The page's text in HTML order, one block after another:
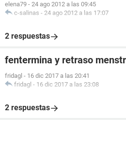
elena79 - 24 ago 2012 a las 09:45
c-salinas - 24 ago 2012 a las 17:07
2 respuestas
fentermina y retraso
fridagl - 16 dic 2017 a las 20:41
fridagl - 16 dic 2017 a las 23:08
2 respuestas